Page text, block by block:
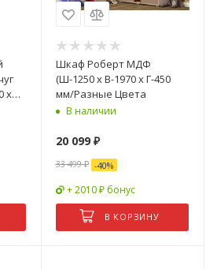
х
Шкаф Роберт МДФ
(Ш-1250 х В-1970 х Г-450
мм/Разные Цвета
В наличии
20 099₽
33 499₽ -40%
+ 2010 ₽ бонус
В КОРЗИНУ